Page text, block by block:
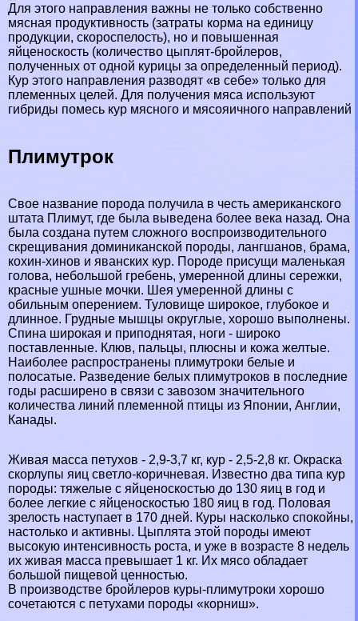
Для этого направления важны не только собственно
мясная продуктивность (затраты корма на единицу
продукции, скороспелость), но и повышенная
яйценоскость (количество цыплят-бройлеров,
полученных от одной курицы за определенный период).
Кур этого направления разводят «в себе» только для
племенных целей. Для получения мяса используют
гибриды помесь кур мясного и мясояичного направлений
Плимутрок
Свое название порода получила в честь американского
штата Плимут, где была выведена более века назад. Она
была создана путем сложного воспроизводительного
скрещивания доминиканской породы, лангшанов, брама,
кохин-хинов и яванских кур. Породе присущи маленькая
голова, небольшой гребень, умеренной длины сережки,
красные ушные мочки. Шея умеренной длины с
обильным оперением. Туловище широкое, глубокое и
длинное. Грудные мышцы округлые, хорошо выполнены.
Спина широкая и приподнятая, ноги - широко
поставленные. Клюв, пальцы, плюсны и кожа желтые.
Наиболее распространены плимутроки белые и
полосатые. Разведение белых плимутроков в последние
годы расширено в связи с завозом значительного
количества линий племенной птицы из Японии, Англии,
Канады.
Живая масса пeтyxов - 2,9-3,7 кг, кур - 2,5-2,8 кг. Окраска
скорлупы яиц светло-коричневая. Известно два типа кур
породы: тяжелые с яйценоскостью до 130 яиц в год и
более легкие с яйценоскостью 180 яиц в год. Пoлoвая
зрелость наступает в 170 дней. Куры насколько спокойны,
настолько и активны. Цыплята этой породы имеют
высокую интенсивность роста, и уже в возрасте 8 недель
их живая масса превышает 1 кг. Их мясо обладает
большой пищевой ценностью.
В производстве бройлеров куры-плимутроки хорошо
сочетаются с пeтyxами породы «корниш».